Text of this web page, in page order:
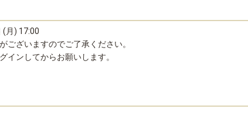
(月) 17:00
ございますのでご了承ください。
インしてからお願いします。